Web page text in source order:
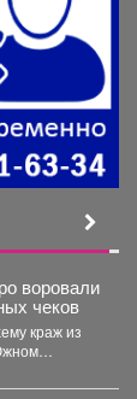
воровали
чеков
краж из